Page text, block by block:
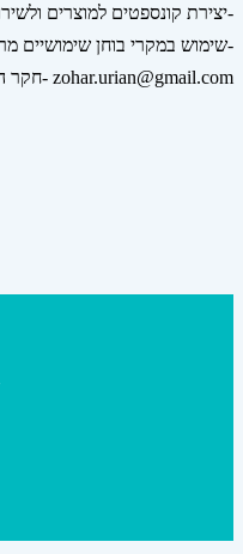
יצירת קונספטים למוצרים ולשירותים דיגיטליים-
שימוש במקרי בוחן שימושיים מרחבי העולם-
חקר הטרנדים המובילים- zohar.urian@gmail.com